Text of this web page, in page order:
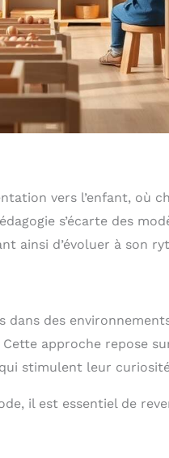
vers l’enfant, où
s’écarte des
ainsi d’évoluer à son
dans des
approche repose
stimulent leur
il est essentiel de